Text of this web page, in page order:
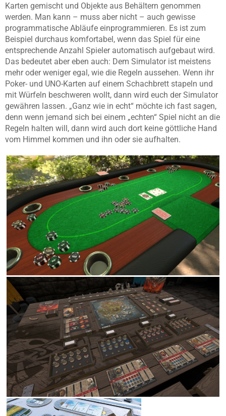
Karten gemischt und Objekte aus Behältern genommen
werden. Man kann – muss aber nicht – auch gewisse
programmatische Abläufe einprogrammieren. Es ist zum
Beispiel durchaus komfortabel, wenn das Spiel für eine
entsprechende Anzahl Spieler automatisch aufgebaut wird.
Das bedeutet aber eben auch: Dem Simulator ist meistens
mehr oder weniger egal, wie die Regeln aussehen. Wenn ihr
Poker- und UNO-Karten auf einem Schachbrett stapeln und
mit Würfeln beschweren wollt, dann wird euch der Simulator
gewähren lassen. „Ganz wie in echt“ möchte ich fast sagen,
denn wenn jemand sich bei einem „echten“ Spiel nicht an die
Regeln halten will, dann wird auch dort keine göttliche Hand
vom Himmel kommen und ihn oder sie aufhalten.